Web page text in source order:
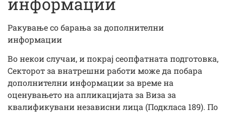
Ракување со барања за дополнителни
информации
Во некои случаи, и покрај сеопфатната подготовка,
Секторот за внатрешни работи може да побара
дополнителни информации за време на
оценувањето на апликацијата за Виза за
квалификувани независни лица (Подкласа 189). По